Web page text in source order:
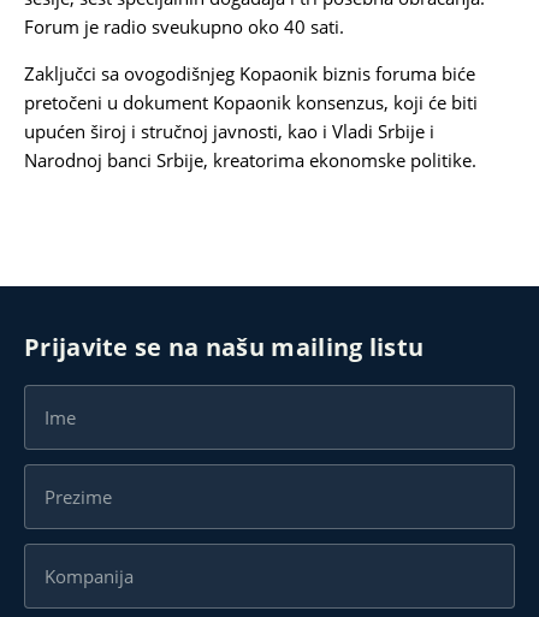
Forum je radio sveukupno oko 40 sati.
Zaključci sa ovogodišnjeg Kopaonik biznis foruma biće
pretočeni u dokument Kopaonik konsenzus, koji će biti
upućen široj i stručnoj javnosti, kao i Vladi Srbije i
Narodnoj banci Srbije, kreatorima ekonomske politike.
Prijavite se na našu mailing listu